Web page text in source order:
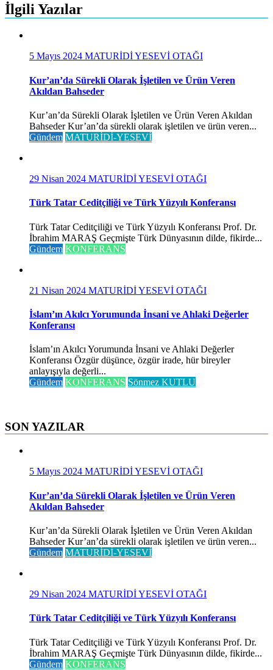
İlgili Yazılar
5 Mayıs 2024 MATURİDİ YESEVİ OTAĞI
Kur’an’da Sürekli Olarak İşletilen ve Ürün Veren
Akıldan Bahseder
Kur’an’da Sürekli Olarak İşletilen ve Ürün Veren Akıldan
Bahseder Kur’an’da sürekli olarak işletilen ve ürün veren...
Gündem MATURİDİ-YESEVİ
29 Nisan 2024 MATURİDİ YESEVİ OTAĞI
Türk Tatar Ceditçiliği ve Türk Yüzyılı Konferansı
Türk Tatar Ceditçiliği ve Türk Yüzyılı Konferansı Prof. Dr.
İbrahim MARAŞ Geçmişte Türk Dünyasının dilde, fikirde...
Gündem KONFERANS
21 Nisan 2024 MATURİDİ YESEVİ OTAĞI
İslam’ın Akılcı Yorumunda İnsani ve Ahlaki Değerler
Konferansı
İslam’ın Akılcı Yorumunda İnsani ve Ahlaki Değerler
Konferansı Özgür düşünce, özgür irade, hür bireyler
anlayışıyla değerli...
Gündem KONFERANS Sönmez KUTLU
SON YAZILAR
5 Mayıs 2024 MATURİDİ YESEVİ OTAĞI
Kur’an’da Sürekli Olarak İşletilen ve Ürün Veren
Akıldan Bahseder
Kur’an’da Sürekli Olarak İşletilen ve Ürün Veren Akıldan
Bahseder Kur’an’da sürekli olarak işletilen ve ürün veren...
Gündem MATURİDİ-YESEVİ
29 Nisan 2024 MATURİDİ YESEVİ OTAĞI
Türk Tatar Ceditçiliği ve Türk Yüzyılı Konferansı
Türk Tatar Ceditçiliği ve Türk Yüzyılı Konferansı Prof. Dr.
İbrahim MARAŞ Geçmişte Türk Dünyasının dilde, fikirde...
Gündem KONFERANS